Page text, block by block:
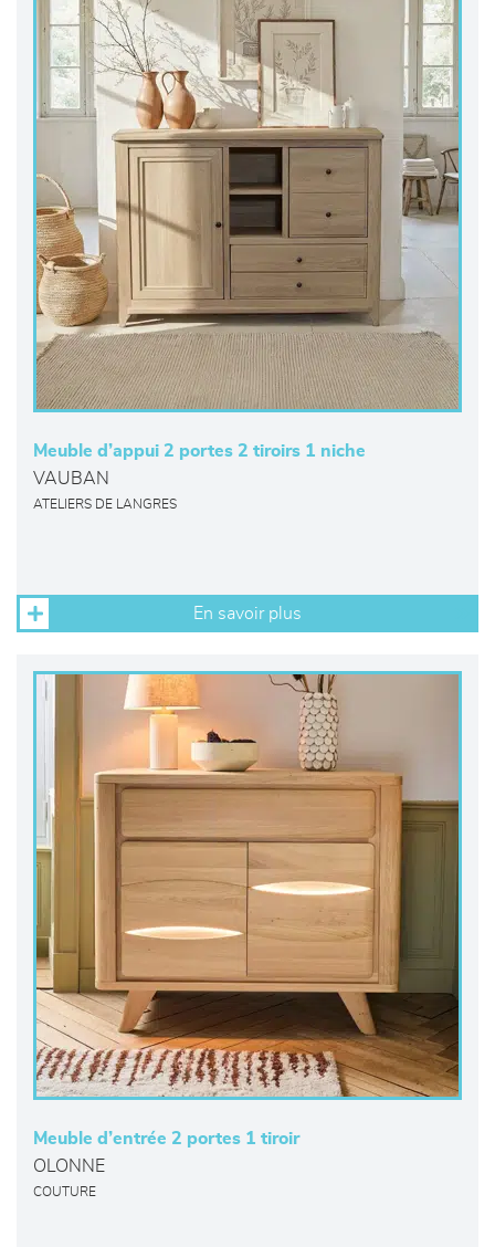
Meuble d’appui 2 portes 2 tiroirs 1 niche
VAUBAN
ATELIERS DE LANGRES
En savoir plus
Meuble d’entrée 2 portes 1 tiroir
OLONNE
COUTURE